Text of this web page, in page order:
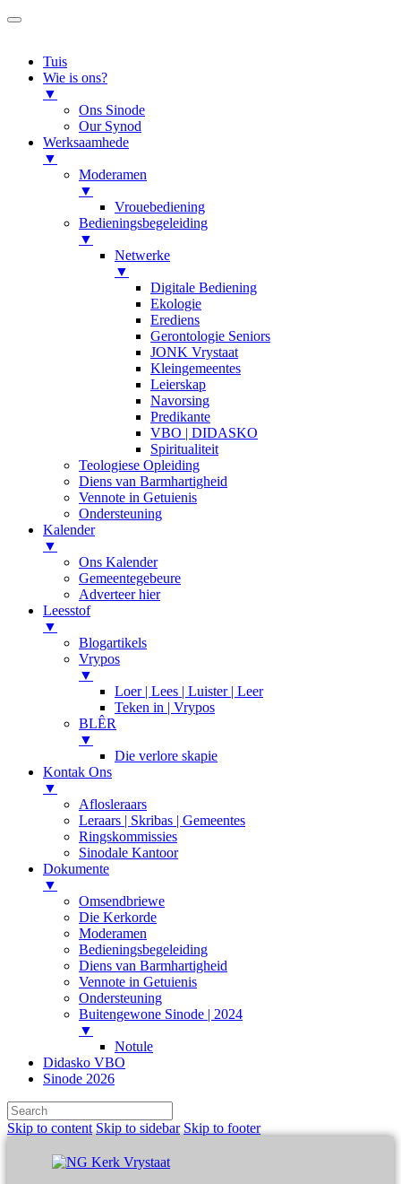
Tuis
Wie is ons?
▼
Ons Sinode
Our Synod
Werksaamhede
▼
Moderamen
▼
Vrouebediening
Bedieningsbegeleiding
▼
Netwerke
▼
Digitale Bediening
Ekologie
Erediens
Gerontologie Seniors
JONK Vrystaat
Kleingemeentes
Leierskap
Navorsing
Predikante
VBO | DIDASKO
Spiritualiteit
Teologiese Opleiding
Diens van Barmhartigheid
Vennote in Getuienis
Ondersteuning
Kalender
▼
Ons Kalender
Gemeentegebeure
Adverteer hier
Leesstof
▼
Blogartikels
Vrypos
▼
Loer | Lees | Luister | Leer
Teken in | Vrypos
BLÊR
▼
Die verlore skapie
Kontak Ons
▼
Aflosleraars
Leraars | Skribas | Gemeentes
Ringskommissies
Sinodale Kantoor
Dokumente
▼
Omsendbriewe
Die Kerkorde
Moderamen
Bedieningsbegeleiding
Diens van Barmhartigheid
Vennote in Getuienis
Ondersteuning
Buitengewone Sinode | 2024
▼
Notule
Didasko VBO
Sinode 2026
Skip to content Skip to sidebar Skip to footer